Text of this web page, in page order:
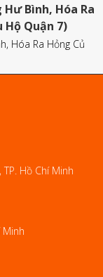
Bình, Hóa Ra
Hộ Quận 7)
Hóa Ra Hỏng Củ
Hồ Chí Minh
Minh